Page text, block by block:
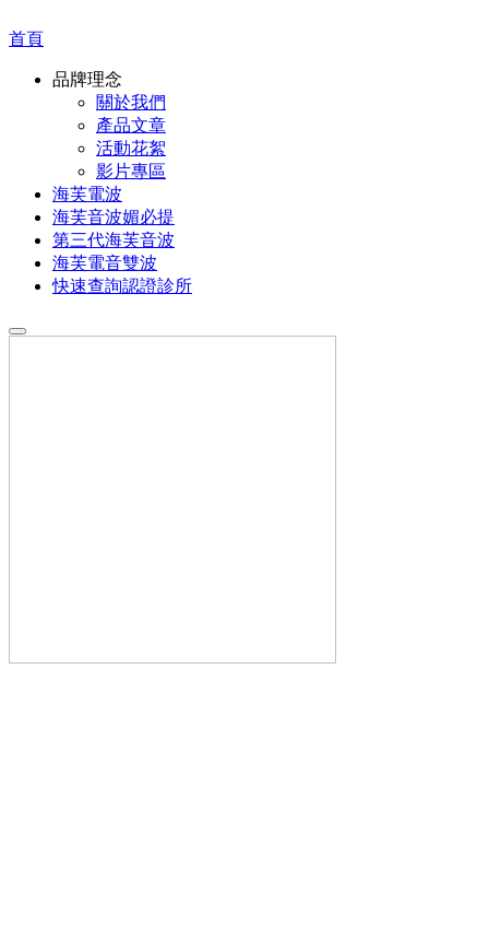
首頁
品牌理念
關於我們
產品文章
活動花絮
影片專區
海芙電波
海芙音波媚必提
第三代海芙音波
海芙電音雙波
快速查詢認證診所